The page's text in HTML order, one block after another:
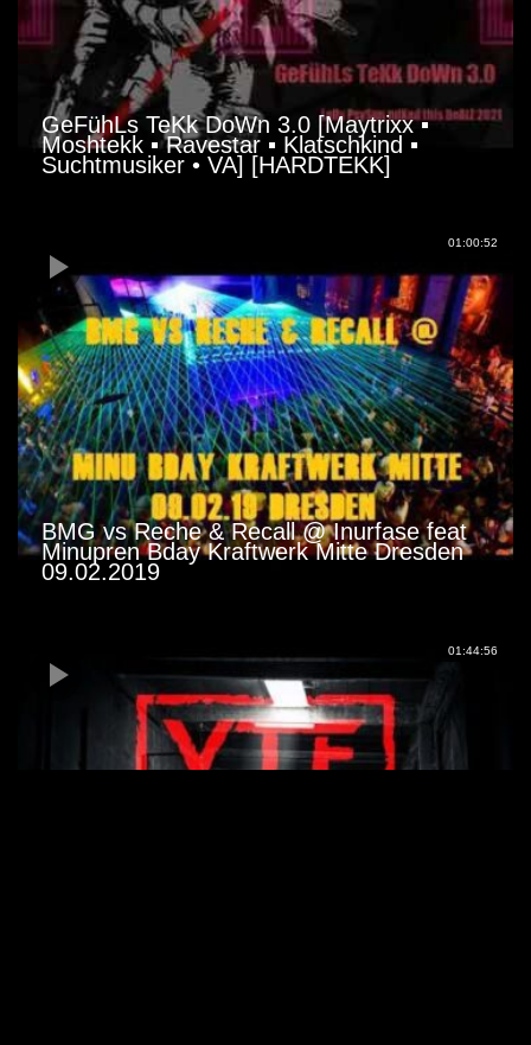
GeFühLs TeKk DoWn 3.0 [Maytrixx ▪
Moshtekk ▪ Ravestar ▪ Klatschkind ▪
Suchtmusiker • VA] [HARDTEKK]
01:00:52
BMG vs Reche & Recall @ Inurfase feat
Minupren Bday Kraftwerk Mitte Dresden
09.02.2019
01:44:56